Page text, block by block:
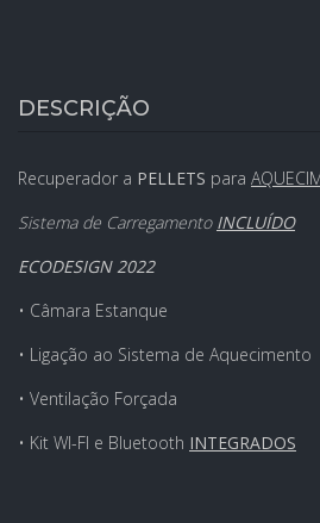
DESCRIÇÃO
Recuperador a PELLETS para
Sistema de Carregamento INCLUÍDO
ECODESIGN 2022
• Câmara Estanque
• Ligação ao Sistema de Aquecimento
• Ventilação Forçada
• Kit WI-FI e Bluetooth INTEGRADOS